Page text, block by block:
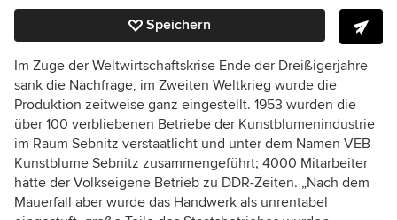
Speichern
Im Zuge der Weltwirtschaftskrise Ende der Dreißigerjahre
sank die Nachfrage, im Zweiten Weltkrieg wurde die
Produktion zeitweise ganz eingestellt. 1953 wurden die
über 100 verbliebenen Betriebe der Kunstblumenindustrie
im Raum Sebnitz verstaatlicht und unter dem Namen VEB
Kunstblume Sebnitz zusammengeführt; 4000 Mitarbeiter
hatte der Volkseigene Betrieb zu DDR-Zeiten. „Nach dem
Mauerfall aber wurde das Handwerk als unrentabel